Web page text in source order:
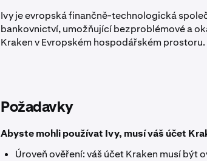
Ivy je evropská finančně-technologická
bankovnictví, umožňující bezproblémové a
Kraken v Evropském hospodářském prostoru.
Požadavky
Abyste mohli používat Ivy, musí váš účet
Úroveň ověření: váš účet Kraken musí být